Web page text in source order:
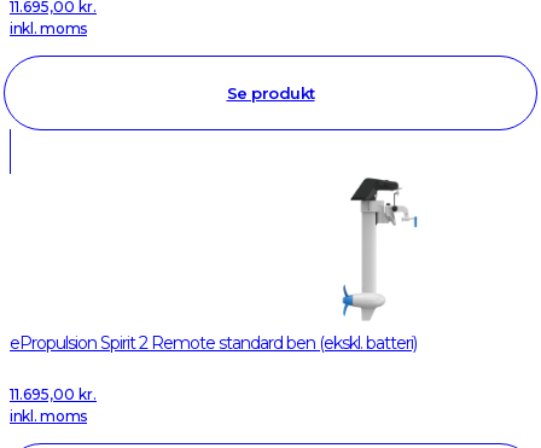
11.695,00 kr.
inkl. moms
Se produkt
ePropulsion Spirit 2 Remote standard ben (ekskl. batteri)
11.695,00 kr.
inkl. moms